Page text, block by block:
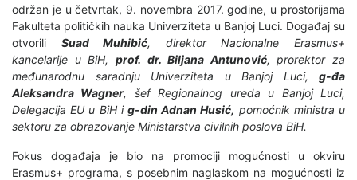
održan je u četvrtak, 9. novembra 2017. godine, u prostorijama
Fakulteta političkih nauka Univerziteta u Banjoj Luci. Događaj su
otvorili Suad Muhibić, direktor Nacionalne Erasmus+
kancelarije u BiH, prof. dr. Biljana Antunović, prorektor za
međunarodnu saradnju Univerziteta u Banjoj Luci, g-đa
Aleksandra Wagner, šef Regionalnog ureda u Banjoj Luci,
Delegacija EU u BiH i g-din Adnan Husić, pomoćnik ministra u
sektoru za obrazovanje Ministarstva civilnih poslova BiH.
Fokus događaja je bio na promociji mogućnosti u okviru
Erasmus+ programa, s posebnim naglaskom na mogućnosti iz